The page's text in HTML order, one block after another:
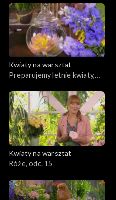
ochronne i odżywki, odc. 19
Kwiaty na warsztat
Preparujemy letnie kwiaty,
odc. 17
Kwiaty na warsztat
Róże, odc. 15